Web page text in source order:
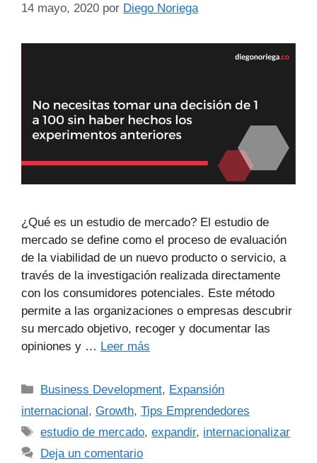
14 mayo, 2020 por Diego Noriega
¿Qué es un estudio de mercado? El estudio de
mercado se define como el proceso de evaluación
de la viabilidad de un nuevo producto o servicio, a
través de la investigación realizada directamente
con los consumidores potenciales. Este método
permite a las organizaciones o empresas descubrir
su mercado objetivo, recoger y documentar las
opiniones y … Leer más
Business Development, Expansión
internacional, Growth, Tips Emprendedores
estudio de mercado,expandir, internacionalizar
Deja un comentario